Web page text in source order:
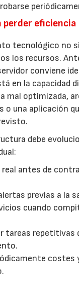
perder eficiencia
tecnológico no
los recursos.
conviene
en la capacidad
mal optimizada,
o una aplicación
debe
real antes de
previas a la
cuando
tareas repetitivas
costes